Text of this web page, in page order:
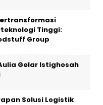
Tinggi:
Group
Gelar Istighosah
Solusi Logistik